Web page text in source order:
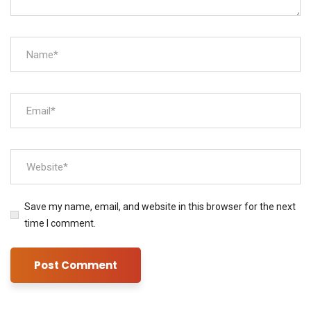
Save my name, email, and website in this browser for the next
time I comment.